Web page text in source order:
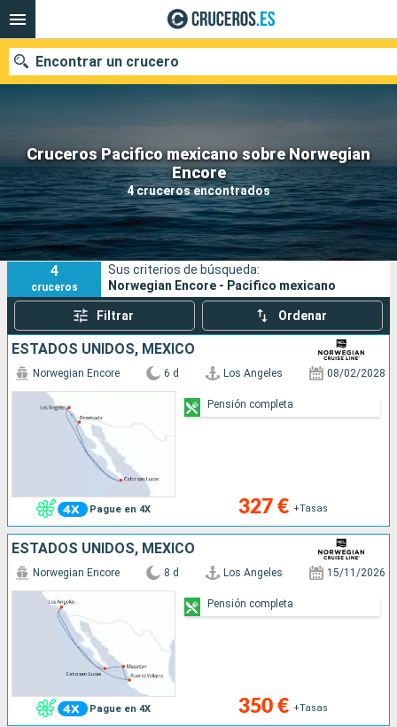
Cruceros Pacifico mexicano sobre Norwegian
Encore
4 cruceros encontrados
Encontrar un crucero
Nuestros destinos
Fecha de salida
Puertos Compañías
Buscar
4
cruceros
Sus criterios de búsqueda:
Norwegian Encore - Pacifico mexicano
Filtrar Ordenar
ESTADOS UNIDOS, MÉXICO
Pague en 4X
Norwegian Encore 6 d Los Angeles 08/02/2028
327 € +Tasas
Pensión completa
ESTADOS UNIDOS, MÉXICO
Pague en 4X
Norwegian Encore 8 d Los Angeles 15/11/2026
350 € +Tasas
Pensión completa